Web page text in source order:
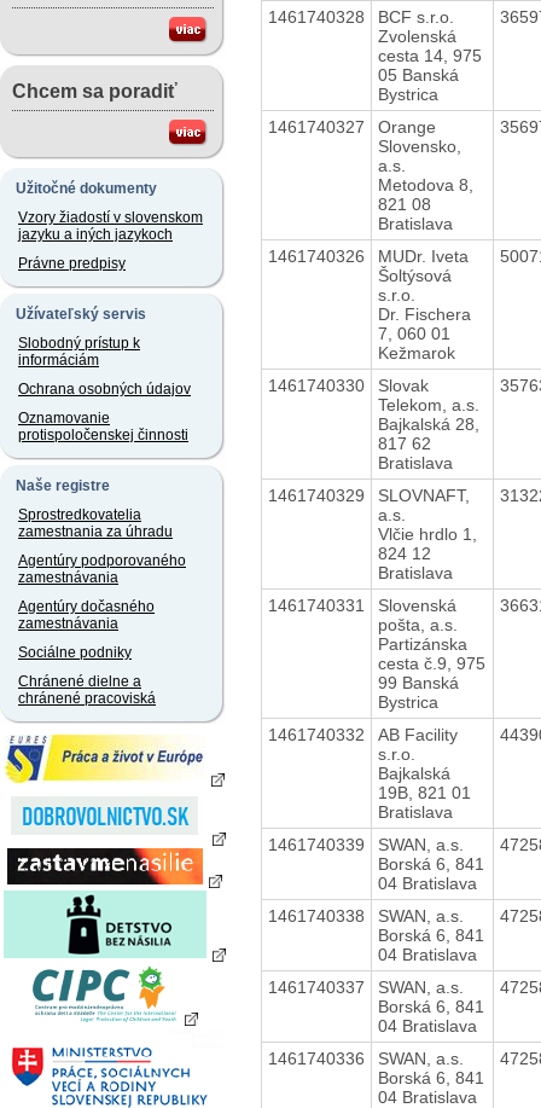
Chcem sa poradiť
Užitočné dokumenty
Vzory žiadostí v slovenskom
jazyku a iných jazykoch
Právne predpisy
Užívateľský servis
Slobodný prístup k
informáciám
Ochrana osobných údajov
Oznamovanie
protispoločenskej činnosti
Naše registre
Sprostredkovatelia
zamestnania za úhradu
Agentúry podporovaného
zamestnávania
Agentúry dočasného
zamestnávania
Sociálne podniky
Chránené dielne a
chránené pracoviská
1461740328
BCF s.r.o.
Zvolenská
cesta 14, 975
05 Banská
Bystrica
1461740327
Orange
Slovensko,
a.s.
Metodova 8,
821 08
Bratislava
1461740326
MUDr. Iveta
Šoltýsová
s.r.o.
Dr. Fischera
7, 060 01
Kežmarok
1461740330
Slovak
Telekom, a.s.
Bajkalská 28,
817 62
Bratislava
1461740329
SLOVNAFT,
a.s.
Vlčie hrdlo 1,
824 12
Bratislava
1461740331
Slovenská
pošta, a.s.
Partizánska
cesta č.9, 975
99 Banská
Bystrica
1461740332
AB Facility
s.r.o.
Bajkalská
19B, 821 01
Bratislava
1461740339
SWAN, a.s.
Borská 6, 841
04 Bratislava
1461740338
SWAN, a.s.
Borská 6, 841
04 Bratislava
1461740337
SWAN, a.s.
Borská 6, 841
04 Bratislava
1461740336
SWAN, a.s.
Borská 6, 841
04 Bratislava